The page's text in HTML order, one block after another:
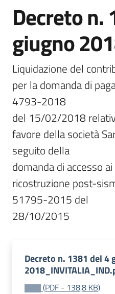
Decreto n.
giugno
Liquidazione del
per la domanda di
4793-2018
del 15/02/2018
favore della società
seguito della
domanda di accesso
ricostruzione post-
51795-2015 del
28/10/2015
Decreto n. 1381 del 4
(PDF - 138,8 KB)